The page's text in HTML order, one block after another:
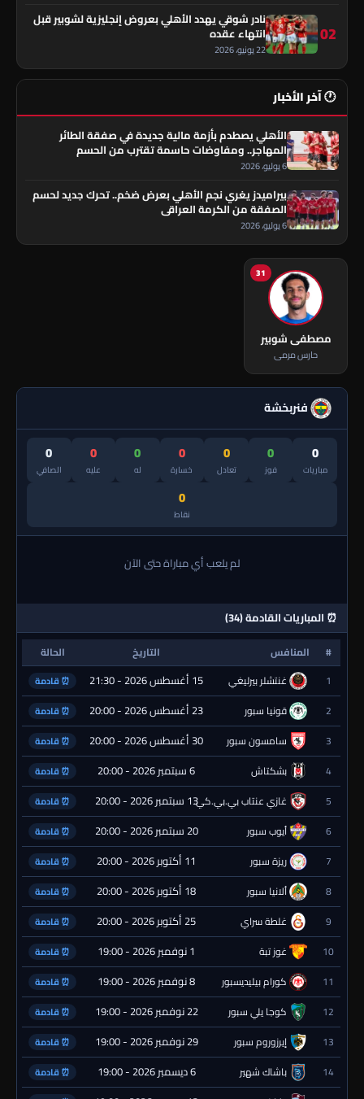
02
نادر شوقي يهدد الأهلي بعروض إنجليزية لشوبير قبل
انتهاء عقده
22 يونيو، 2026
🕐 آخر الأخبار
الأهلي يصطدم بأزمة مالية جديدة في صفقة الطائر
المهاجر.. ومفاوضات حاسمة تقترب من الحسم
6 يوليو، 2026
بيراميدز يغري نجم الأهلي بعرض ضخم.. تحرك جديد لحسم
الصفقة من الكرمة العراقي
6 يوليو، 2026
31
مصطفى شوبير
حارس مرمى
فنربخشة
0
مباريات
0
فوز
0
تعادل
0
خسارة
0
له
0
عليه
0
الصافي
0
نقاط
لم يلعب أي مباراة حتى الآن
⏰ المباريات القادمة (34)
# المنافس التاريخ
الحالة
1
غنتشلر بيرليغي 15 أغسطس 2026 - 21:30 ⏰ قادمة
2 قونيا سبور 23 أغسطس 2026 - 20:00 ⏰ قادمة
3 سامسون سبور 30 أغسطس 2026 - 20:00 ⏰ قادمة
4 بشكتاش 6 سبتمبر 2026 - 20:00 ⏰ قادمة
5 غازي عنتاب بي.بي.كي.13 سبتمبر 2026 - 20:00 ⏰ قادمة
6 أيوب سبور 20 سبتمبر 2026 - 20:00 ⏰ قادمة
7 ريزة سبور 11 أكتوبر 2026 - 20:00 ⏰ قادمة
8 ألانيا سبور 18 أكتوبر 2026 - 20:00 ⏰ قادمة
9 غلطة سراي 25 أكتوبر 2026 - 20:00 ⏰ قادمة
10 غوز تبة 1 نوفمبر 2026 - 19:00 ⏰ قادمة
11 كورام بيليديسبور 8 نوفمبر 2026 - 19:00 ⏰ قادمة
12 كوجا يلي سبور 22 نوفمبر 2026 - 19:00 ⏰ قادمة
13 إيرزوروم سبور 29 نوفمبر 2026 - 19:00 ⏰ قادمة
14 باشاك شهير 6 ديسمبر 2026 - 19:00 ⏰ قادمة